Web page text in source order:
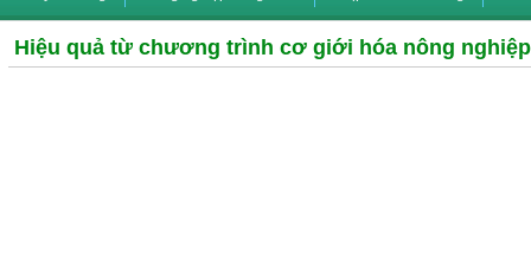
Hiệu quả từ chương trình cơ giới hóa nông nghiệp